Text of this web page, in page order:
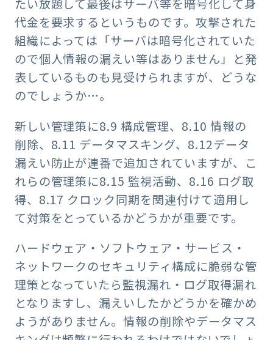
たい放題して最後はサーバ等を暗号化して身
代金を要求するというものです。攻撃された
組織によっては「サーバは暗号化されていた
ので個人情報の漏えい等はありません」と発
表しているものも見受けられますが、どうな
のでしょうか…。
新しい管理策に8.9 構成管理、8.10 情報の
削除、8.11 データマスキング、8.12データ
漏えい防止が連番で追加されていますが、こ
れらの管理策に8.15 監視活動、8.16 ログ取
得、8.17 クロック同期を関連付けて適用し
て対策をとっているかどうかが重要です。
ハードウェア・ソフトウェア・サービス・
ネットワークのセキュリティ構成に脆弱な管
理策となっていたら監視漏れ・ログ取得漏れ
となりますし、漏えいしたかどうかを確かめ
ようがありません。情報の削除やデータマス